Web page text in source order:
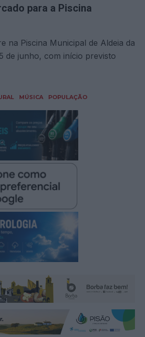
para a Piscina
na Piscina Municipal de Aldeia da
de junho, com início previsto
MÚSICA POPULAÇÃO